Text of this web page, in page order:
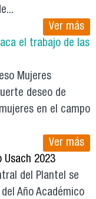
Ver más
el trabajo de las
Mujeres
deseo de
en el campo
Ver más
Usach 2023
del Plantel se
Año Académico